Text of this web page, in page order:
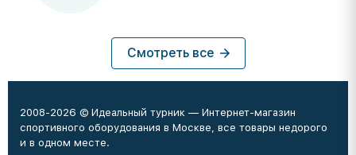
Смотреть все
2008-2026 © Идеальный турник — Интернет-магазин
спортивного оборудования в Москве, все товары недорого
и в одном месте.